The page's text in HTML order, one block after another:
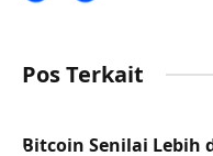
Pos Terkait
Bitcoin Senilai Lebih